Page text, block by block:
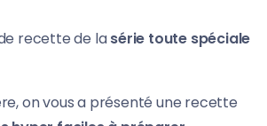
recette de lasérie toute spéciale
on vous a présenté une recette